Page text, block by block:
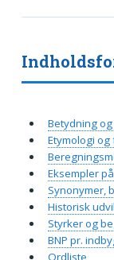
Betydning
Etymologi
Eksempler
Synonymer,
Historisk
Styrker og
BNP pr.
Ordliste